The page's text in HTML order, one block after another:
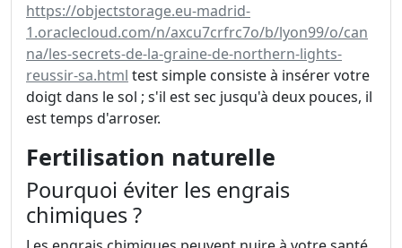
https://objectstorage.eu-madrid-
1.oraclecloud.com/n/axcu7crfrc7o/b/lyon99/o/can
na/les-secrets-de-la-graine-de-northern-lights-
reussir-sa.html test simple consiste à insérer votre
doigt dans le sol ; s'il est sec jusqu'à deux pouces, il
est temps d'arroser.
Fertilisation naturelle
Pourquoi éviter les engrais
chimiques ?